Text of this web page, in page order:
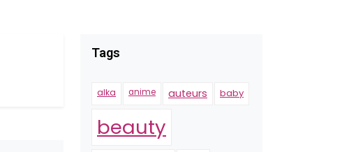
Tags
alka anime auteurs baby
beauty